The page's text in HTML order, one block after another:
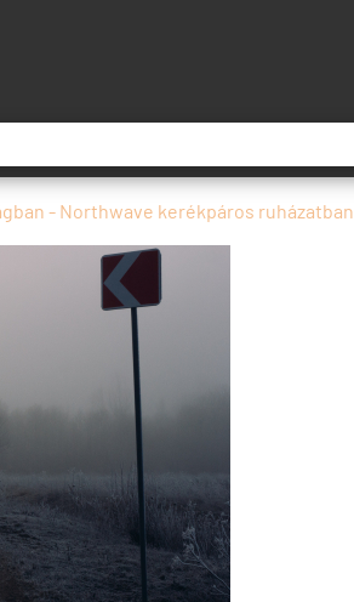
- Northwave kerékpáros ruházatban